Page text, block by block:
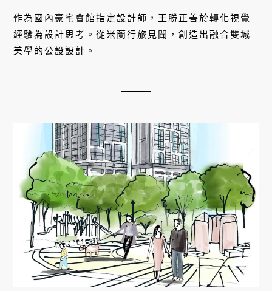
作為國內豪宅會館指定設計師，王勝正善於轉化視覺
經驗為設計思考。從米蘭行旅見聞，創造出融合雙城
美學的公設設計。